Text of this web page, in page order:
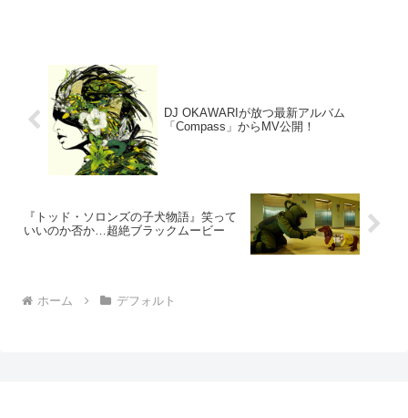
DJ OKAWARIが放つ最新アルバム
「Compass」からMV公開！
『トッド・ソロンズの子犬物語』笑って
いいのか否か…超絶ブラックムービー
ホーム デフォルト